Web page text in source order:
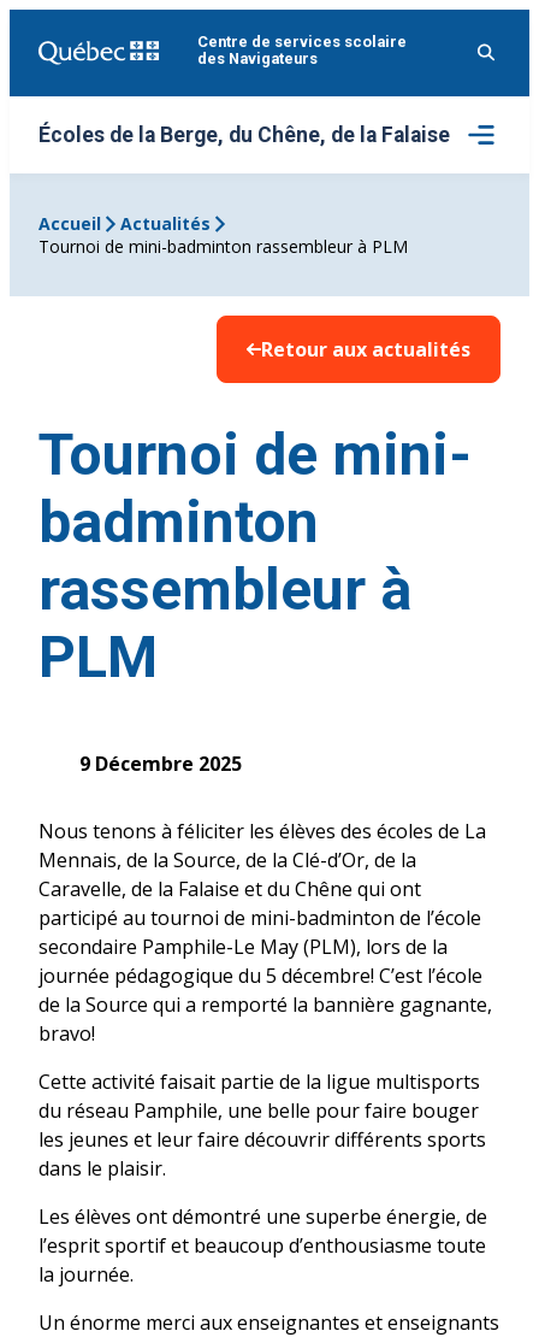
Centre de services scolaire
des Navigateurs
Écoles de la Berge, du Chêne, de la Falaise
Ouvrir
le
menu
Accueil
Actualités
Tournoi de mini-badminton rassembleur à PLM
Retour aux actualités
Tournoi de mini-
badminton
rassembleur à
PLM
9 Décembre 2025
Nous tenons à féliciter les élèves des écoles de La
Mennais, de la Source, de la Clé-d’Or, de la
Caravelle, de la Falaise et du Chêne qui ont
participé au tournoi de mini-badminton de l’école
secondaire Pamphile-Le May (PLM), lors de la
journée pédagogique du 5 décembre! C’est l’école
de la Source qui a remporté la bannière gagnante,
bravo!
Cette activité faisait partie de la ligue multisports
du réseau Pamphile, une belle pour faire bouger
les jeunes et leur faire découvrir différents sports
dans le plaisir.
Les élèves ont démontré une superbe énergie, de
l’esprit sportif et beaucoup d’enthousiasme toute
la journée.
Un énorme merci aux enseignantes et enseignants